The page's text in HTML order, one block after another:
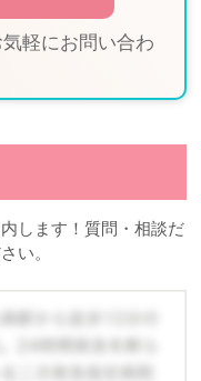
軽にお問い合わ
します！質問・相談だ
い。